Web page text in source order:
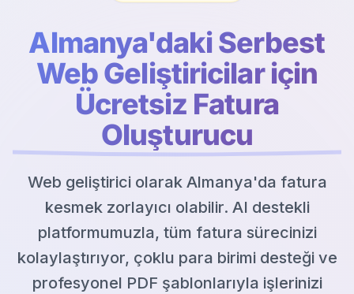
Almanya'daki Serbest
Web Geliştiricilar için
Ücretsiz Fatura
Oluşturucu
Web geliştirici olarak Almanya'da fatura
kesmek zorlayıcı olabilir. AI destekli
platformumuzla, tüm fatura sürecinizi
kolaylaştırıyor, çoklu para birimi desteği ve
profesyonel PDF şablonlarıyla işlerinizi